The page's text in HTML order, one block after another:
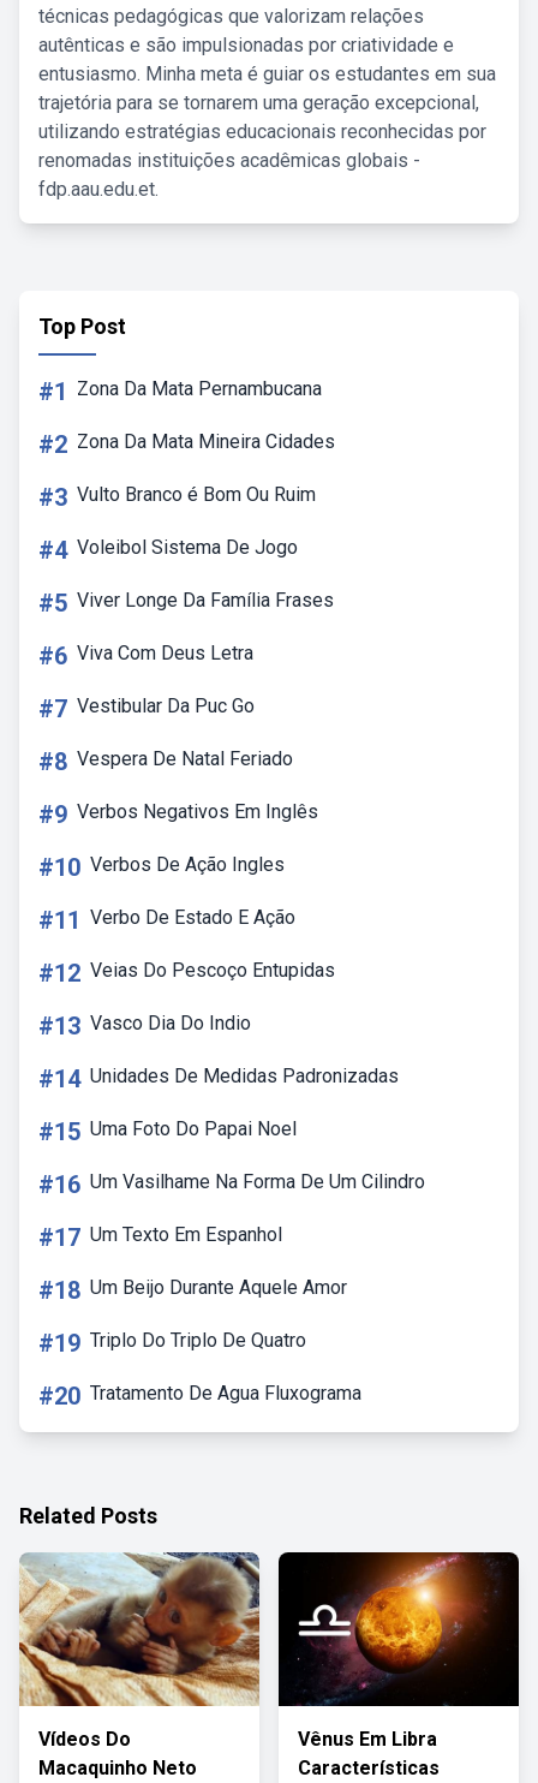
técnicas pedagógicas que valorizam relações
autênticas e são impulsionadas por criatividade e
entusiasmo. Minha meta é guiar os estudantes em sua
trajetória para se tornarem uma geração excepcional,
utilizando estratégias educacionais reconhecidas por
renomadas instituições acadêmicas globais -
fdp.aau.edu.et.
Top Post
#1 Zona Da Mata Pernambucana
#2 Zona Da Mata Mineira Cidades
#3 Vulto Branco é Bom Ou Ruim
#4 Voleibol Sistema De Jogo
#5 Viver Longe Da Família Frases
#6 Viva Com Deus Letra
#7 Vestibular Da Puc Go
#8 Vespera De Natal Feriado
#9 Verbos Negativos Em Inglês
#10 Verbos De Ação Ingles
#11 Verbo De Estado E Ação
#12 Veias Do Pescoço Entupidas
#13 Vasco Dia Do Indio
#14 Unidades De Medidas Padronizadas
#15 Uma Foto Do Papai Noel
#16 Um Vasilhame Na Forma De Um Cilindro
#17 Um Texto Em Espanhol
#18 Um Beijo Durante Aquele Amor
#19 Triplo Do Triplo De Quatro
#20 Tratamento De Agua Fluxograma
Related Posts
Vídeos Do
Macaquinho Neto
Vênus Em Libra
Características